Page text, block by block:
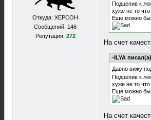
Откуда: XEРСОН
Сообщений: 146
Репутация: 272
Подцепив к
хуже не то
Еще можно
На счет
-ILYA
Давно вижу
Подцепив к
хуже не то
Еще можно
На счет